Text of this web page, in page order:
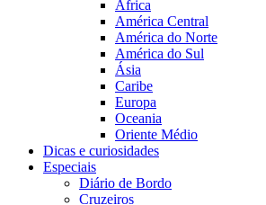
África
América Central
América do Norte
América do Sul
Ásia
Caribe
Europa
Oceania
Oriente Médio
Dicas e curiosidades
Especiais
Diário de Bordo
Cruzeiros